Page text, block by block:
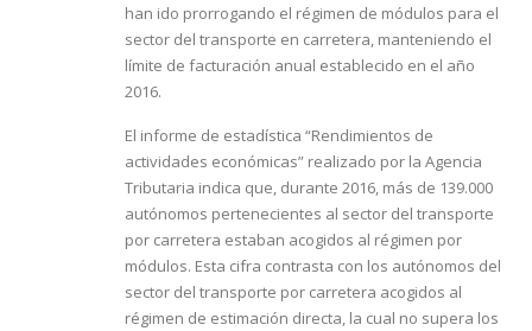
han ido prorrogando el régimen de módulos para el
sector del transporte en carretera, manteniendo el
límite de facturación anual establecido en el año
2016.
El informe de estadística “Rendimientos de
actividades económicas” realizado por la Agencia
Tributaria indica que, durante 2016, más de 139.000
autónomos pertenecientes al sector del transporte
por carretera estaban acogidos al régimen por
módulos. Esta cifra contrasta con los autónomos del
sector del transporte por carretera acogidos al
régimen de estimación directa, la cual no supera los